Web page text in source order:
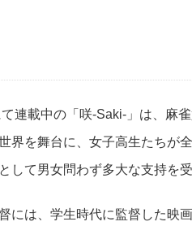
連載中の「咲-Saki-」は、麻
界を舞台に、女子高生たちが
して男女問わず多大な支持を受
には、学生時代に監督した映